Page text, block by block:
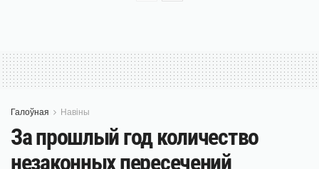
Галоўная Навіны
За прошлый год количество
незаконных пересечений